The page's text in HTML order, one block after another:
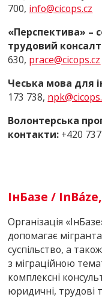
700, info@cicops.cz
«Перспектива» –
трудовий
630, prace@cicops.cz
Чеська мова для
173 738,
Волонтерська
контакти: +420
ІнБазе /
Організація
допомагає
суспільство, а
з міграційною
комплексні
юридичні, трудові